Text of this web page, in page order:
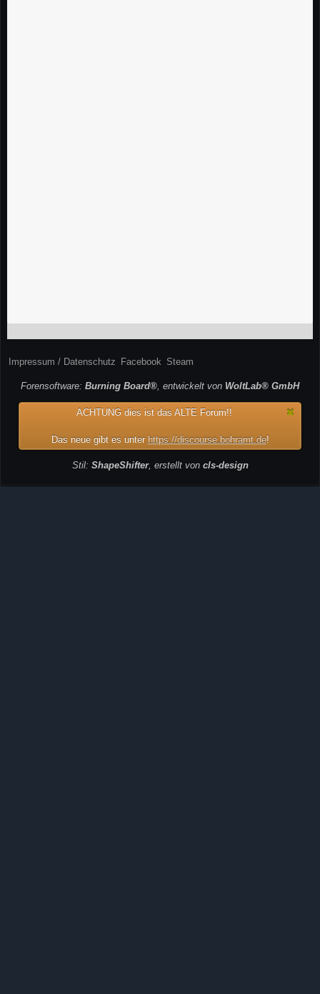
Impressum / Datenschutz Facebook Steam
Forensoftware: Burning Board®, entwickelt von WoltLab® GmbH
ACHTUNG dies ist das ALTE Forum!!
Das neue gibt es unter https://discourse.bohramt.de!
Stil: ShapeShifter, erstellt von cls-design